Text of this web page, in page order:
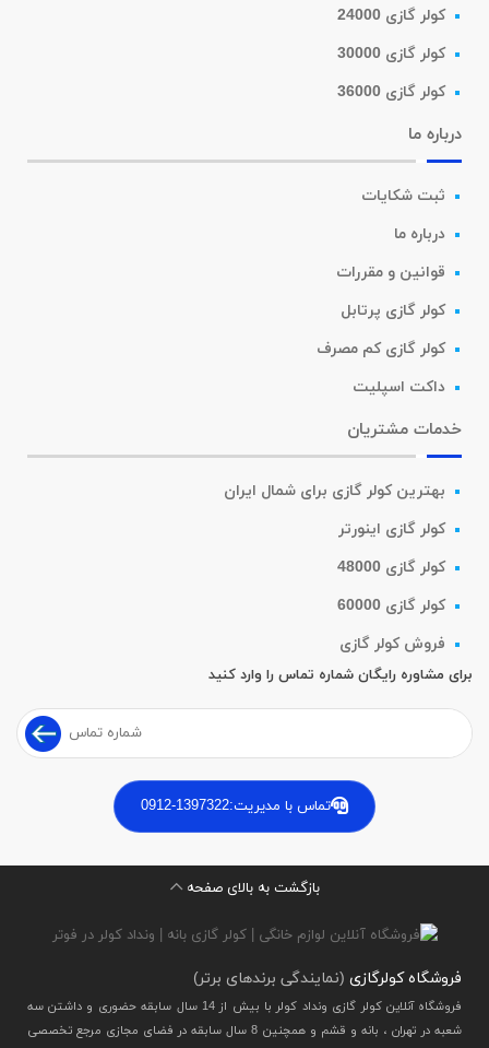
کولر گازی 24000
کولر گازی 30000
کولر گازی 36000
درباره ما
ثبت شکایات
درباره ما
قوانین و مقررات
کولر گازی پرتابل
کولر گازی کم مصرف
داکت اسپلیت
خدمات مشتریان
بهترین کولر گازی برای شمال ایران
کولر گازی اینورتر
کولر گازی 48000
کولر گازی 60000
فروش کولر گازی
برای مشاوره رایگان شماره تماس را وارد کنید
تماس با مدیریت:0912-1397322
بازگشت به بالای صفحه
فروشگاه کولرگازی(نمایندگی برندهای برتر)
فروشگاه آنلاین کولر گازی ونداد کولر با بیش از 14 سال سابقه حضوری و داشتن سه
شعبه در تهران ، بانه و قشم و همچنین 8 سال سابقه در فضای مجازی مرجع تخصصی